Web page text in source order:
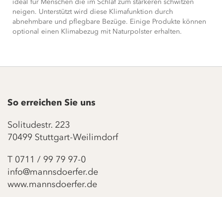
ideal für Menschen die im Schlaf zum stärkeren schwitzen
neigen. Unterstützt wird diese Klimafunktion durch
abnehmbare und pflegbare Bezüge. Einige Produkte können
optional einen Klimabezug mit Naturpolster erhalten.
So erreichen Sie uns
Solitudestr. 223
70499 Stuttgart-Weilimdorf
T 0711 / 99 79 97-0
info@mannsdoerfer.de
www.mannsdoerfer.de